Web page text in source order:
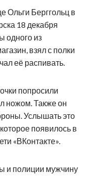
Ольги Берггольц в
18 декабря
одного из
взял с полки
её распивать.
попросили
ножом. Также он
Услышать это
появилось в
«ВКонтакте».
и полиции мужчину